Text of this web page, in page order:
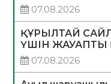
07.08.2026
ҚҰРЫЛТАЙ
ҮШІН ЖАУАПТЫ
07.08.2026